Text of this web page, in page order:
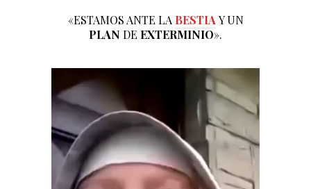
«ESTAMOS ANTE LA BESTIA Y UN
PLAN DE EXTERMINIO».